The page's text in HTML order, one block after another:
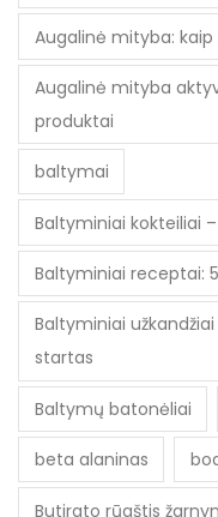
Augalinė mityba:
Augalinė mityba
produktai
baltymai
Baltyminiai kokteiliai
Baltyminiai receptai:
Baltyminiai
startas
Baltymų batonėliai
beta alaninas
Butirato rūgštis